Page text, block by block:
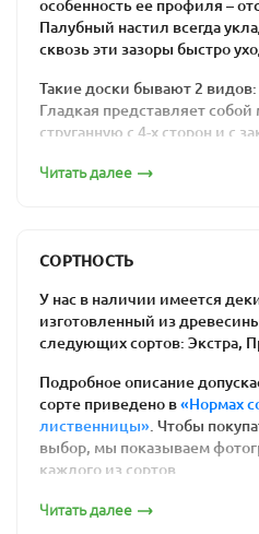
Мы продаем палубную доску
В, С и Эконом. При этом,
стандарты сортировки
вы можете быть уверены в
соответствии заявленному
репутацией. Изучите
Сортность палубной доски
Любой пиломатериал
обработке специальными
желанию). Наши
покраску палубной доски, а
маслом.
особенность ее профиля –
Палубный настил всегда
сквозь эти зазоры быстро
Такие доски бывают 2 видов:
Гладкая представляет
струганную с 4-х сторон и с
выфрезерована мелкая
Палубная доска 28х115
Читать далее
СОРТНОСТЬ
У нас в наличии имеется
изготовленный из
следующих сортов: Экстра,
Подробное описание
сорте приведено в«Нормах
лиственницы» . Чтобы
выбор, мы показываем
каждого из сортов.
ТД гладкая Сорт «Экстра»
Читать далее